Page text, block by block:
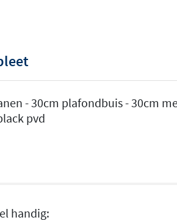
- 30cm plafondbuis - 30cm
pvd
handig: